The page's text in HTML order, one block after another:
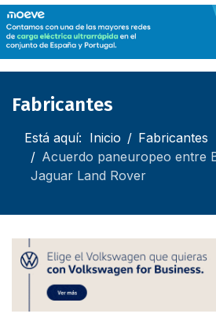
Fabricantes
Está aquí: Inicio
Fabricantes
Acuerdo paneuropeo entre
Jaguar Land Rover